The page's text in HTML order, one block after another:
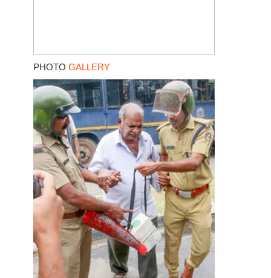
PHOTO GALLERY